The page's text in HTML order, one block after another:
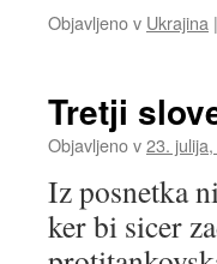
Objavljeno v Ukrajina |
Tretji
Objavljeno v23.
Iz posnetka
ker bi sicer